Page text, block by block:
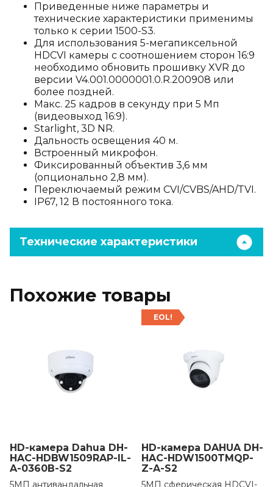
Приведенные ниже параметры и
технические характеристики применимы
только к серии 1500-S3.
Для использования 5-мегапиксельной
HDCVI камеры с соотношением сторон 16:9
необходимо обновить прошивку XVR до
версии V4.001.0000001.0.R.200908 или
более поздней.
Макс. 25 кадров в секунду при 5 Мп
(видеовыход 16:9).
Starlight, 3D NR.
Дальность освещения 40 м.
Встроенный микрофон.
Фиксированный объектив 3,6 мм
(опционально 2,8 мм).
Переключаемый режим CVI/CVBS/AHD/TVI.
IP67, 12 В постоянного тока.
Технические характеристики
Похожие товары
HD-камера Dahua DH-
HAC-HDBW1509RAP-IL-
A-0360B-S2
5МП антивандальная
EOL!
HD-камера DAHUA DH-
HAC-HDW1500TMQP-
Z-A-S2
5МП сферическая HDCVI-